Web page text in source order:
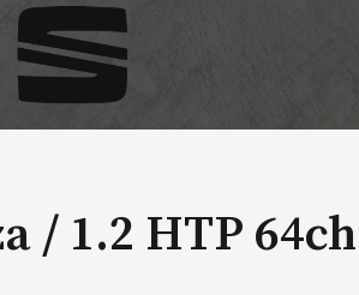
/ 1.2 HTP 64ch